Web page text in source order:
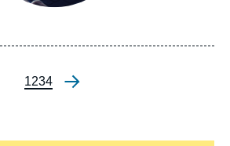
Pagination
Page
1Page
2Page
3Page
4